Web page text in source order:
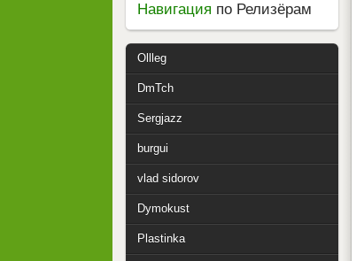
Навигация по Релизёрам
Ollleg
DmTch
Sergjazz
burgui
vlad sidorov
Dymokust
Plastinka